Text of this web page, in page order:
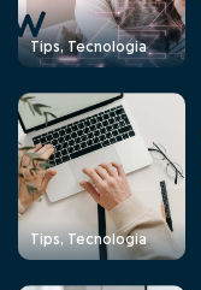
Tips, Tecnologia
Tips, Tecnologia